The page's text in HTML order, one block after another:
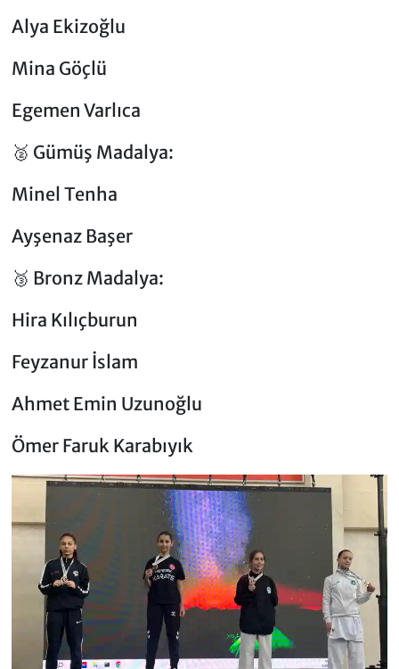
Alya Ekizoğlu
Mina Göçlü
Egemen Varlıca
🥈 Gümüş Madalya:
Minel Tenha
Ayşenaz Başer
🥉 Bronz Madalya:
Hira Kılıçburun
Feyzanur İslam
Ahmet Emin Uzunoğlu
Ömer Faruk Karabıyık